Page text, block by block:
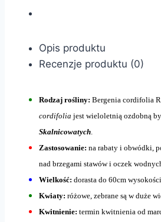
Opis produktu
Recenzje produktu (0)
Rodzaj rośliny: Bergenia cordifolia
cordifolia jest wieloletnią ozdobną
Skalnicowatych
Zastosowanie: na rabaty i obwódki,
nad brzegami stawów i oczek
Wielkość: dorasta do 60cm wysokości.
Kwiaty: różowe, zebrane są w duże
Kwitnienie: termin kwitnienia od